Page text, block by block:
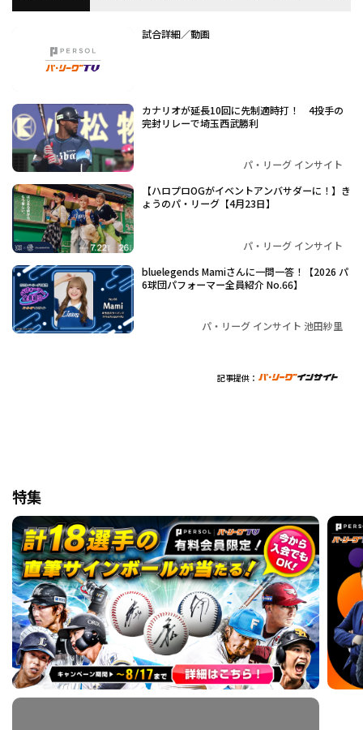
試合詳細／動画
カナリオが延長10回に先制適時打！ 4投手の
完封リレーで埼玉西武勝利
パ・リーグ インサイト
【ハロプロOGがイベントアンバサダーに！】き
ょうのパ・リーグ【4月23日】
パ・リーグ インサイト
bluelegends Mamiさんに一問一答！【2026 パ
6球団パフォーマー全員紹介 No.66】
パ・リーグ インサイト 池田紗里
記事提供：
特集